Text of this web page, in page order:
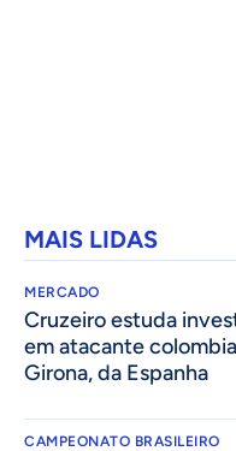
MAIS LIDAS
MERCADO
Cruzeiro estuda
em atacante
Girona, da Espanha
CAMPEONATO BRASILEIRO